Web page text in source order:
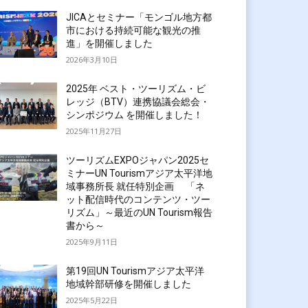
JICAとセミナー「モンゴル地方都
市における持続可能な観光の推
進」を開催しました
2026年3月10日
2025年 ベスト・ツーリズム・ビ
レッジ（BTV）連携協議会総会・
シンポジウム を開催しました！
2025年11月27日
ツーリズムEXPOジャパン2025セ
ミナーUN Tourismアジア太平洋地
域事務所長 就任特別企画 「ネ
ット配信時代のコンテンツ・ツー
リズム」～最近のUN Tourism報告
書から～
2025年9月11日
第19回UN Tourismアジア太平洋
地域幹部研修を開催しました
2025年5月22日